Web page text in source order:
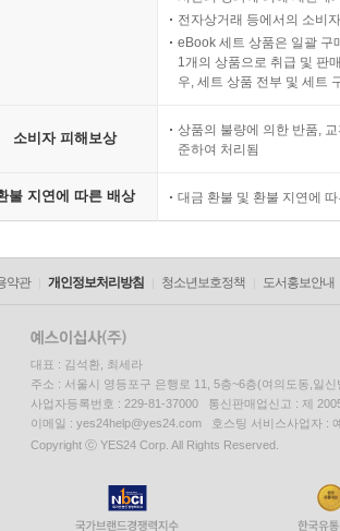
전자상거래 등에서의 소비
eBook 세트 상품은 일괄 구
1개의 상품으로 취급 및 판
우, 세트 상품 전부 및 세트
소비자 피해보상
상품의 불량에 의한 반품,
준하여 처리됨
불 지연에 따른 배상 대금 환불 및 환불 지연에
약관 개인정보처리방침 청소년보호정책 도서홍보안내
대표 : 김석환, 최세라
주소 : 서울시 영등포구 은행로 11, 5층~6층(여의도동,일신
사업자등록번호 : 229-81-37000 통신판매업신고 : 제
이메일 : yes24help@yes24.com 호스팅 서비스사업자 :
Copyright ⓒ YES24 Corp. All Rights Reserved.